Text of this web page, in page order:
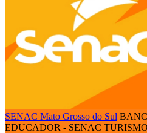
SENAC Mato Grosso do Sul
EDUCADOR - SENAC